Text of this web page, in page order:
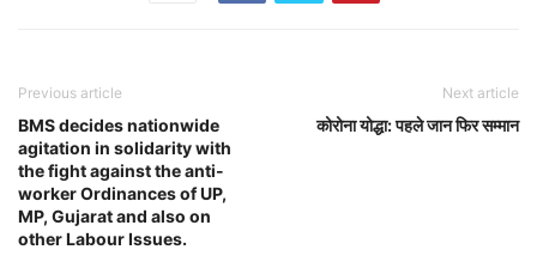
Previous article
BMS decides nationwide
agitation in solidarity with
the fight against the anti-
worker Ordinances of UP,
MP, Gujarat and also on
other Labour Issues.
Next article
कोरोना योद्धा: पहले जान फिर सम्मान